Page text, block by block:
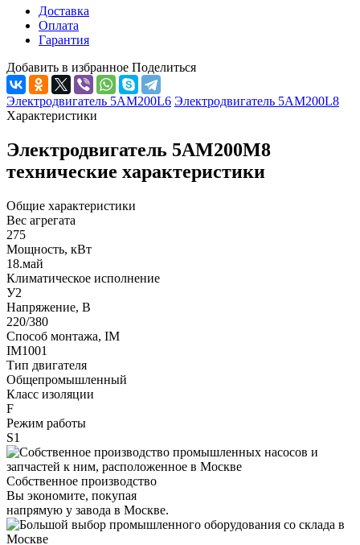
Доставка
Оплата
Гарантия
Добавить в избранное Поделиться
Электродвигатель 5АМ200L6 Электродвигатель 5АМ200L8
Характеристики
Электродвигатель 5АМ200М8
технические характеристики
Общие характеристики
Вес агрегата
275
Мощность, кВт
18.май
Климатическое исполнение
У2
Напряжение, В
220/380
Способ монтажа, IM
IM1001
Тип двигателя
Общепромышленный
Класс изоляции
F
Режим работы
S1
Собственное производство
Вы экономите, покупая
напрямую у завода в Москве.